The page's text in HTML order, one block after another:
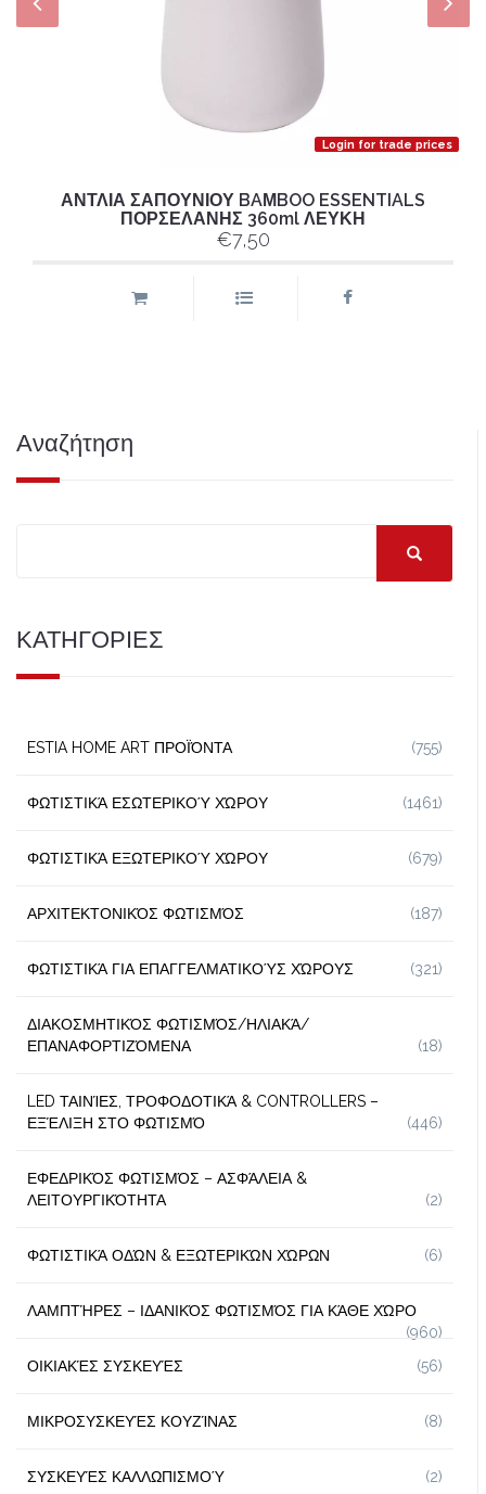
Login for trade prices
ΑΝΤΛΙΑ ΣΑΠΟΥΝΙΟΥ BAΜBOO ESSENTIALS
ΠΟΡΣΕΛΑΝΗΣ 360ml ΛΕΥΚΗ
€7,50
Αναζήτηση
ΚΑΤΗΓΟΡΙΕΣ
ESTIA HOME ART ΠΡΟΪΌΝΤΑ (755)
ΦΩΤΙΣΤΙΚΆ ΕΣΩΤΕΡΙΚΟΎ ΧΏΡΟΥ (1461)
ΦΩΤΙΣΤΙΚΆ ΕΞΩΤΕΡΙΚΟΎ ΧΏΡΟΥ (679)
ΑΡΧΙΤΕΚΤΟΝΙΚΌΣ ΦΩΤΙΣΜΌΣ (187)
ΦΩΤΙΣΤΙΚΆ ΓΙΑ ΕΠΑΓΓΕΛΜΑΤΙΚΟΎΣ ΧΏΡΟΥΣ (321)
ΔΙΑΚΟΣΜΗΤΙΚΌΣ ΦΩΤΙΣΜΌΣ/ΗΛΙΑΚΆ/
ΕΠΑΝΑΦΟΡΤΙΖΌΜΕΝΑ
(18)
LED ΤΑΙΝΊΕΣ, ΤΡΟΦΟΔΟΤΙΚΆ & CONTROLLERS –
ΕΞΈΛΙΞΗ ΣΤΟ ΦΩΤΙΣΜΌ
(446)
ΕΦΕΔΡΙΚΌΣ ΦΩΤΙΣΜΌΣ – ΑΣΦΆΛΕΙΑ &
ΛΕΙΤΟΥΡΓΙΚΌΤΗΤΑ
(2)
ΦΩΤΙΣΤΙΚΆ ΟΔΏΝ & ΕΞΩΤΕΡΙΚΏΝ ΧΏΡΩΝ (6)
ΛΑΜΠΤΉΡΕΣ – ΙΔΑΝΙΚΌΣ ΦΩΤΙΣΜΌΣ ΓΙΑ ΚΆΘΕ ΧΏΡΟ
(960)
ΟΙΚΙΑΚΈΣ ΣΥΣΚΕΥΈΣ
(56)
ΜΙΚΡΟΣΥΣΚΕΥΈΣ ΚΟΥΖΊΝΑΣ (8)
ΣΥΣΚΕΥΈΣ ΚΑΛΛΩΠΙΣΜΟΎ (2)